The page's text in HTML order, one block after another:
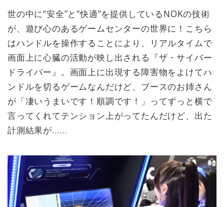
世の中に“安全”と“快適”を提供しているNOKの技術
が、遊び心のあるゲームセンターの世界に！こちら
はハンドルを操作することにより、リアルタイムで
画面上に心臓の活動が映し出される『ザ・サイバー
ドライバー』。画面上に出現する障害物をよけてハ
ンドルを切るゲームなんだけど、ブースのお姉さん
が「凄いうまいです！順調です！」ってずっと横で
言ってくれてテンション上がってたんだけど、出た
計測結果が……